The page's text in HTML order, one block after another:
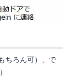
ちろん可）、で